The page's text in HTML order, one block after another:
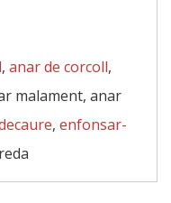
, anar de corcoll,
malament, anar
, enfonsar-